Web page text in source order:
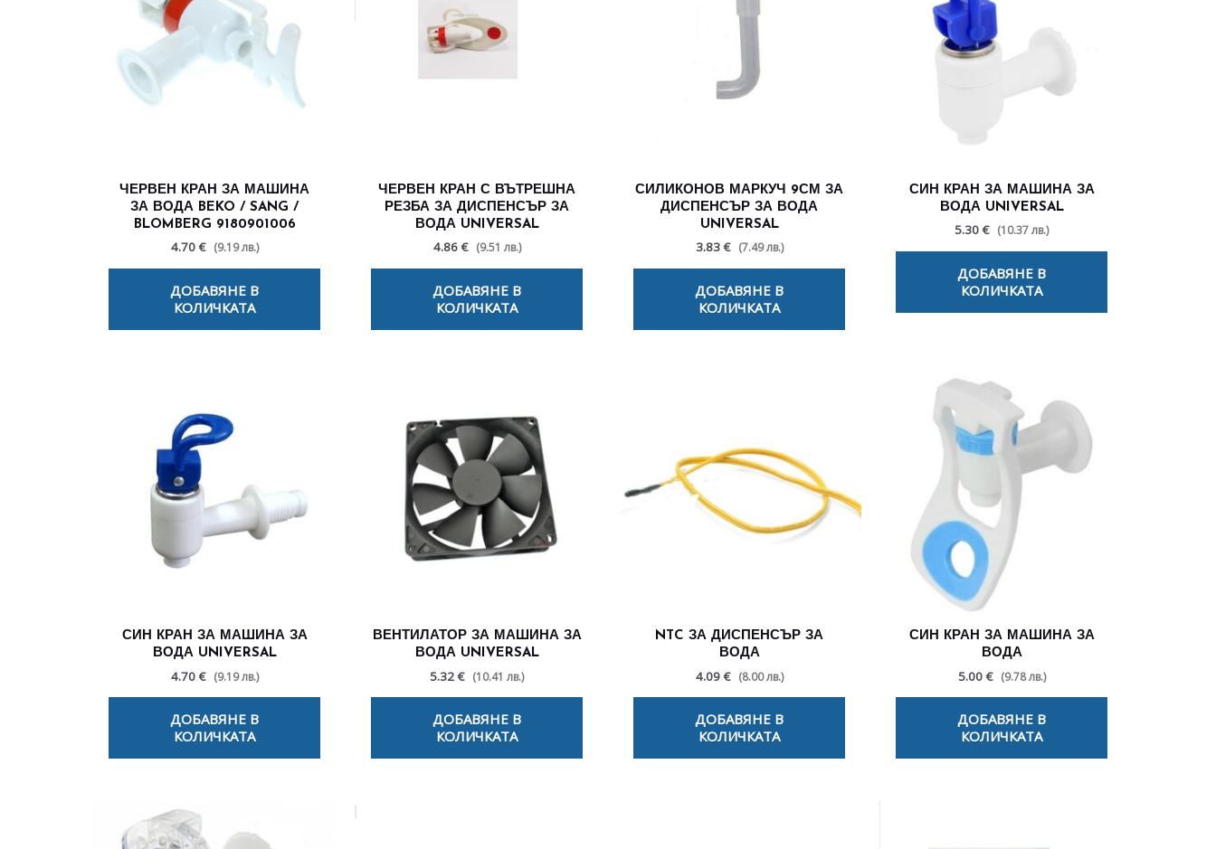
ЧЕРВЕН КРАН ЗА МАШИНА
ЗА ВОДА BEKO / SANG /
BLOMBERG 9180901006
4.70 € (9.19 лв.)
ДОБАВЯНЕ В
КОЛИЧКАТА
ЧЕРВЕН КРАН С ВЪТРЕШНА
РЕЗБА ЗА ДИСПЕНСЪР ЗА
ВОДА UNIVERSAL
4.86 € (9.51 лв.)
ДОБАВЯНЕ В
КОЛИЧКАТА
СИЛИКОНОВ МАРКУЧ 9СМ ЗА
ДИСПЕНСЪР ЗА ВОДА
UNIVERSAL
3.83 € (7.49 лв.)
ДОБАВЯНЕ В
КОЛИЧКАТА
СИН КРАН ЗА МАШИНА ЗА
ВОДА UNIVERSAL
5.30 € (10.37 лв.)
ДОБАВЯНЕ В
КОЛИЧКАТА
СИН КРАН ЗА МАШИНА ЗА
ВОДА UNIVERSAL
4.70 € (9.19 лв.)
ДОБАВЯНЕ В
КОЛИЧКАТА
ВЕНТИЛАТОР ЗА МАШИНА ЗА
ВОДА UNIVERSAL
5.32 € (10.41 лв.)
ДОБАВЯНЕ В
КОЛИЧКАТА
NTC ЗА ДИСПЕНСЪР ЗА
ВОДА
4.09 € (8.00 лв.)
ДОБАВЯНЕ В
КОЛИЧКАТА
СИН КРАН ЗА МАШИНА ЗА
ВОДА
5.00 € (9.78 лв.)
ДОБАВЯНЕ В
КОЛИЧКАТА